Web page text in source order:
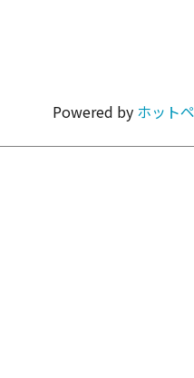
カラオケ・パーティ
Powered by ホット